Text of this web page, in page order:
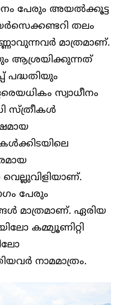
പേരും അയൽക്കൂട്ട
തലം
മാത്രമാണ്.
ആശ്രയിക്കുന്നത്
പദ്ധതിയും
സ്വാധീനം
സ്ത്രീകൾ
പേരും
മാത്രമാണ്. ഏരിയ
കമ്മ്യൂണിറ്റി
നാമമാത്രം.